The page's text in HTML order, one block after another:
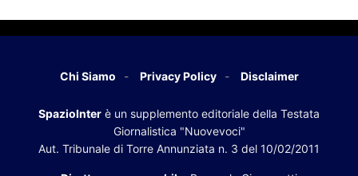
Chi Siamo Privacy Policy Disclaimer
SpazioInter è un supplemento editoriale della Testata
Giornalistica "Nuovevoci"
Aut. Tribunale di Torre Annunziata n. 3 del 10/02/2011